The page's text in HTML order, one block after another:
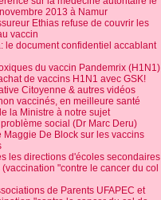
2013 à Namur
Ethias refuse de couvrir les
vaccin
le document confidentiel accablant
du vaccin Pandemrix (H1N1)
de vaccins H1N1 avec GSK!
Citoyenne & autres vidéos
vaccinés, en meilleure santé
la Ministre à notre sujet
social (Dr Marc Deru)
Maggie De Block sur les vaccins
les directions d'écoles secondaires
"contre le cancer du col
de Parents UFAPEC et